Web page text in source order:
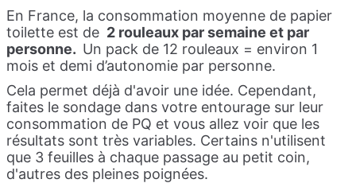
En France, la consommation moyenne de papier
toilette est de 2 rouleaux par semaine et par
personne. Un pack de 12 rouleaux = environ 1
mois et demi d’autonomie par personne.
Cela permet déjà d'avoir une idée. Cependant,
faites le sondage dans votre entourage sur leur
consommation de PQ et vous allez voir que les
résultats sont très variables. Certains n'utilisent
que 3 feuilles à chaque passage au petit coin,
d'autres des pleines poignées.